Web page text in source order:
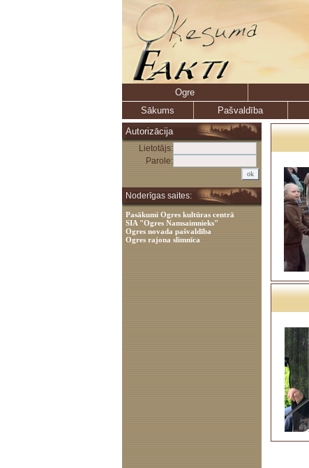
Ogre
Sākums
Pašvaldība
Autorizācija
Lietotājs:
Parole:
Noderīgas saites:
Pasākumi Ogres kultūras centrā
SIA "Ogres Namsaimnieks"
Ogres novada pašvaldība
Ogres rajona slimnīca